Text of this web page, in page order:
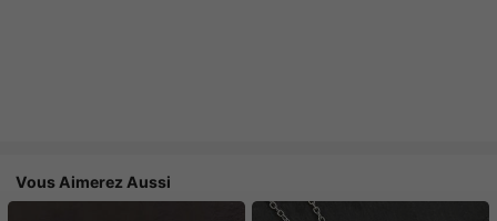
Vous Aimerez Aussi